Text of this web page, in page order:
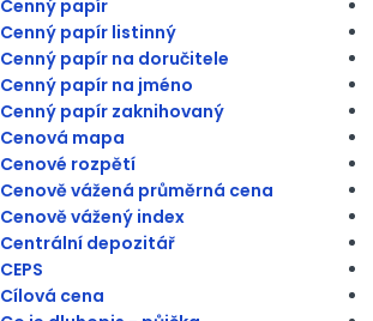
Cenný papír
Cenný papír listinný
Cenný papír na doručitele
Cenný papír na jméno
Cenný papír zaknihovaný
Cenová mapa
Cenové rozpětí
Cenově vážená průměrná cena
Cenově vážený index
Centrální depozitář
CEPS
Cílová cena